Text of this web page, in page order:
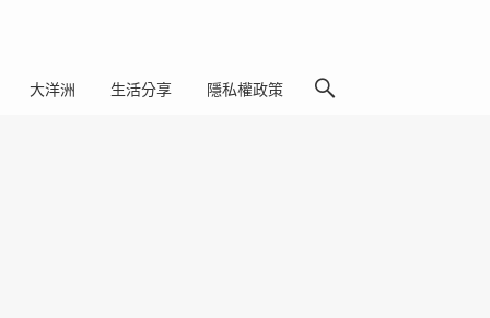
大洋洲 生活分享 隱私權政策